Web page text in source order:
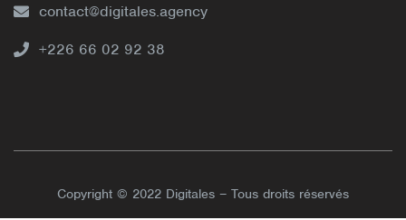
contact@digitales.agency
+226 66 02 92 38
Copyright © 2022 Digitales – Tous droits réservés